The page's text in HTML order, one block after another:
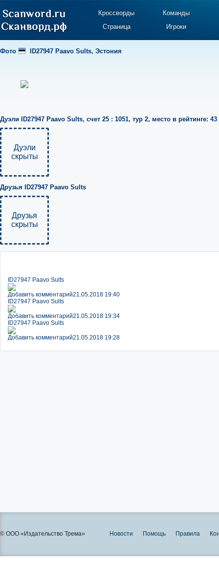
Кроссворды
Команды
Страница
Игроки
Фото ID27947 Paavo Sults, Эстония
Дуэли ID27947 Paavo Sults, счет 25 : 1051, тур 2, место в рейтинге: 43
Дуэли
скрыты
Друзья ID27947 Paavo Sults
Друзья
скрыты
ID27947 Paavo Sults
Добавить комментарий21.05.2018 19:40
ID27947 Paavo Sults
Добавить комментарий21.05.2018 19:34
ID27947 Paavo Sults
Добавить комментарий21.05.2018 19:28
© ООО «Издательство Трема» Новости Помощь Правила